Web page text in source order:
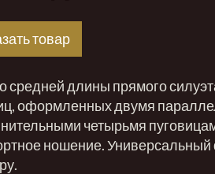
товар
средней длины прямого
оформленных двумя
четырьмя
ношение. Универсальный